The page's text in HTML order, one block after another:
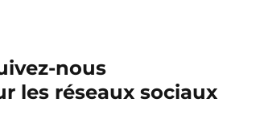
nous
les réseaux sociaux